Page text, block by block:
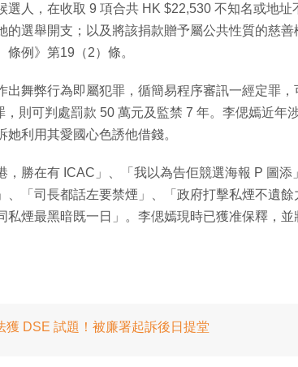
選人，在收取 9 項合共 HK $22,530 不知名或地址
的選舉開支；以及將該捐款贈予屬公共性質的慈
例》第19（2）條。
出舞弊行為即屬犯罪，循簡易程序審訊一經定罪
則可判處罰款 50 萬元及監禁 7 年。李偲嫣近年
利用其愛國心色誘他借錢。
，勝在有 ICAC」、「我以為告佢競選海報 P 圖添
「司長都話左要禁煙」、「政府打擊私煙不遺餘
私煙最黑暗既一日」。李偲嫣現時已獲准保釋，並
獲 DSE 試題！被廉署起訴後日提堂